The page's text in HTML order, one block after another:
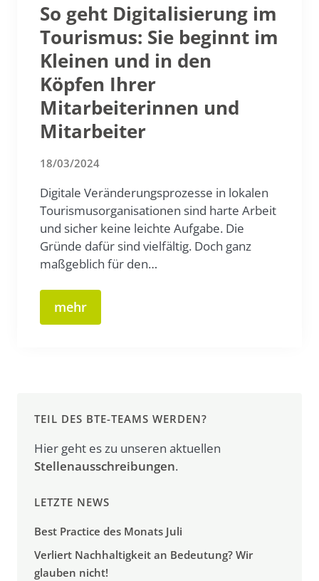
So geht Digitalisierung im
Tourismus: Sie beginnt im
Kleinen und in den
Köpfen Ihrer
Mitarbeiterinnen und
Mitarbeiter
18/03/2024
Digitale Veränderungsprozesse in lokalen
Tourismusorganisationen sind harte Arbeit
und sicher keine leichte Aufgabe. Die
Gründe dafür sind vielfältig. Doch ganz
maßgeblich für den…
mehr
TEIL DES BTE-TEAMS WERDEN?
Hier geht es zu unseren aktuellen
Stellenausschreibungen.
LETZTE NEWS
Best Practice des Monats Juli
Verliert Nachhaltigkeit an Bedeutung? Wir
glauben nicht!